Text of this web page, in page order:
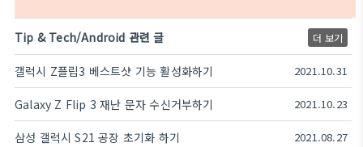
Tip & Tech/Android 관련 글 더 보기
갤럭시 Z플립3 베스트샷 기능 활성화하기 2021.10.31
Galaxy Z Flip 3 재난 문자 수신거부하기 2021.10.23
삼성 갤럭시 S21 공장 초기화 하기 2021.08.27